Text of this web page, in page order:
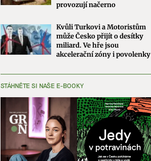
provozují načerno
Kvůli Turkovi a Motoristům
může Česko přijít o desítky
miliard. Ve hře jsou
akcelerační zóny i povolenky
STÁHNĚTE SI NAŠE E-BOOKY